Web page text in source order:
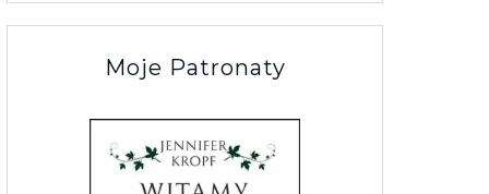
Moje Patronaty